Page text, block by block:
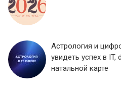
Астрология и
увидеть успех в IT,
натальной карте